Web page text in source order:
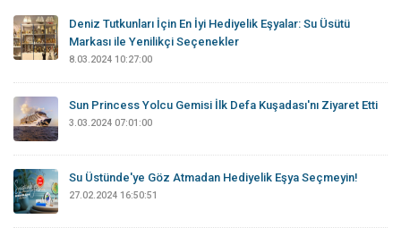
Deniz Tutkunları İçin En İyi Hediyelik Eşyalar: Su Üsütü
Markası ile Yenilikçi Seçenekler
8.03.2024 10:27:00
Sun Princess Yolcu Gemisi İlk Defa Kuşadası'nı Ziyaret Etti
3.03.2024 07:01:00
Su Üstünde'ye Göz Atmadan Hediyelik Eşya Seçmeyin!
27.02.2024 16:50:51